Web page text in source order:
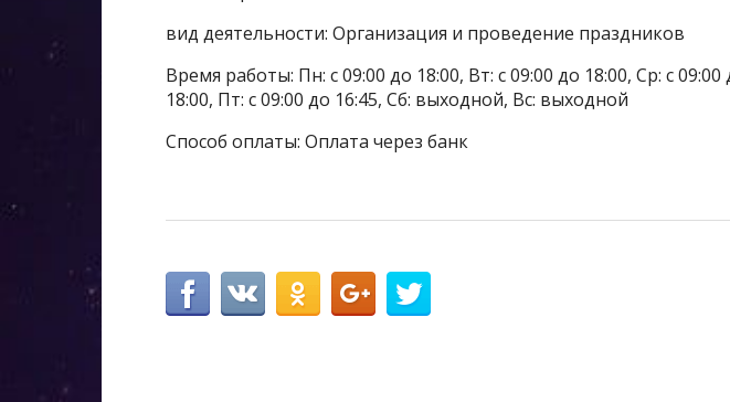
вид деятельности: Организация и проведение праздников
Время работы: Пн: с 09:00 до 18:00, Вт: с 09:00 до 18:00, Ср: с 09:00
18:00, Пт: с 09:00 до 16:45, Сб: выходной, Вс: выходной
Способ оплаты: Оплата через банк